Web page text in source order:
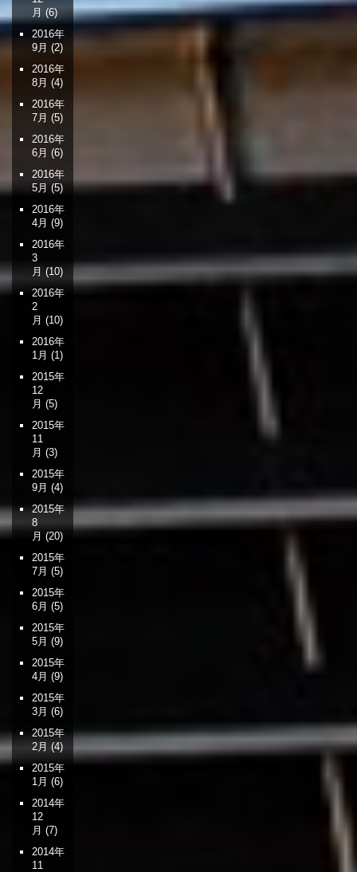
月 (6)
2016年
9月 (2)
2016年
8月 (4)
2016年
7月 (5)
2016年
6月 (6)
2016年
5月 (5)
2016年
4月 (9)
2016年
3
月 (10)
2016年
2
月 (10)
2016年
1月 (1)
2015年
12
月 (5)
2015年
11
月 (3)
2015年
9月 (4)
2015年
8
月 (20)
2015年
7月 (5)
2015年
6月 (5)
2015年
5月 (9)
2015年
4月 (9)
2015年
3月 (6)
2015年
2月 (4)
2015年
1月 (6)
2014年
12
月 (7)
2014年
11